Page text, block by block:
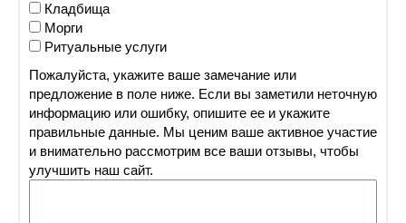
Кладбища
Морги
Ритуальные услуги
Пожалуйста, укажите ваше замечание или
предложение в поле ниже. Если вы заметили неточную
информацию или ошибку, опишите ее и укажите
правильные данные. Мы ценим ваше активное участие
и внимательно рассмотрим все ваши отзывы, чтобы
улучшить наш сайт.